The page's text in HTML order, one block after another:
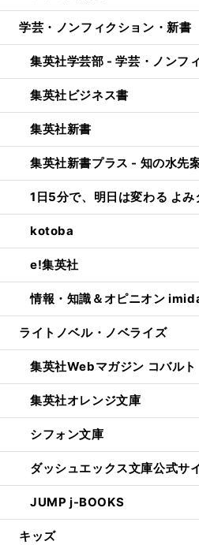
学芸・ノンフィクション・新書
集英社学芸部 - 学芸・ノンフ
集英社ビジネス書
集英社新書
集英社新書プラス - 知の水先
1日5分で、明日は変わる よ
kotoba
e!集英社
情報・知識＆オピニオン
ライトノベル・ノベライズ
集英社Webマガジン コバルト
集英社オレンジ文庫
シフォン文庫
ダッシュエックス文庫公式サ
JUMP j-BOOKS
キッズ